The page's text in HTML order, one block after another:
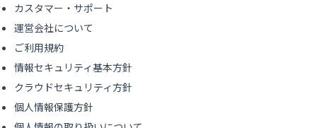
カスタマー・サポート
運営会社について
ご利用規約
情報セキュリティ基本方針
クラウドセキュリティ方針
個人情報保護方針